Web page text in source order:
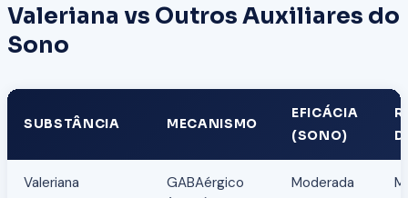
Valeriana vs Outros Auxiliares do
Sono
SUBSTÂNCIA MECANISMO
EFICÁCIA
(SONO)
Valeriana
GABAérgico
Moderada